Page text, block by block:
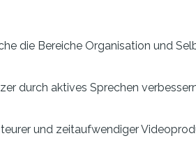
die Bereiche Organisation und
durch aktives Sprechen
und zeitaufwendiger